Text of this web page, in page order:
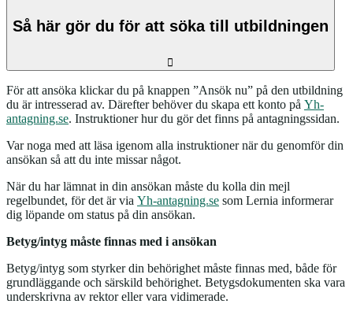
Så här gör du för att söka till utbildningen
För att ansöka klickar du på knappen ”Ansök nu” på den utbildning
du är intresserad av. Därefter behöver du skapa ett konto på Yh-
antagning.se. Instruktioner hur du gör det finns på antagningssidan.
Var noga med att läsa igenom alla instruktioner när du genomför din
ansökan så att du inte missar något.
När du har lämnat in din ansökan måste du kolla din mejl
regelbundet, för det är via Yh-antagning.se som Lernia informerar
dig löpande om status på din ansökan.
Betyg/intyg måste finnas med i ansökan
Betyg/intyg som styrker din behörighet måste finnas med, både för
grundläggande och särskild behörighet. Betygsdokumenten ska vara
underskrivna av rektor eller vara vidimerade.